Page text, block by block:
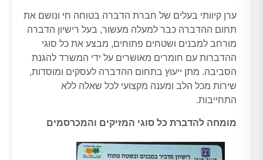
ערן קיוותי בעלים של חברת הדברה בטוחה חי ונושם את
תחום ההדברה כבר למעלה מעשור, בעל רישיון הדברה
מורחב למבנים ושטחים פתוחים, מבצע את כל סוגי
ההדברות עם חומרים מאושרים על ידי המשרד להגנת
הסביבה. מתן ייעוץ בתחום ההדברה לעסקים ומוסדות,
שירות מכל הלב ומענה מקצועי לכל שאלה ללא
התחייבות.
מומחה להדברת כל סוגי המזיקים והמכרסמים